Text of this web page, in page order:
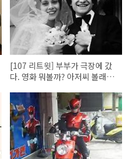
[107 리트윗] 부부가 극장에 갔
다. 영화 뭐볼까? 아저씨 볼래?